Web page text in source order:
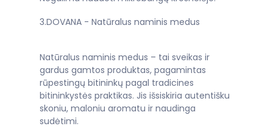
3.DOVANA - Natūralus naminis medus
Natūralus naminis medus – tai sveikas ir
gardus gamtos produktas, pagamintas
rūpestingų bitininkų pagal tradicines
bitininkystės praktikas. Jis išsiskiria autentišku
skoniu, maloniu aromatu ir naudinga
sudėtimi.